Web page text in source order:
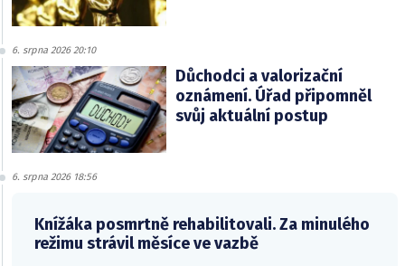
6. srpna 2026 20:10
Důchodci a valorizační
oznámení. Úřad připomněl
svůj aktuální postup
6. srpna 2026 18:56
Knížáka posmrtně rehabilitovali. Za minulého
režimu strávil měsíce ve vazbě